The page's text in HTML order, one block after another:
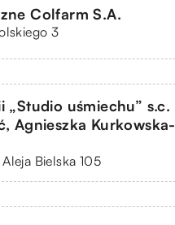
Colfarm S.A.
3
uśmiechu” s.c.
Agnieszka Kurkowska-
Bielska 105